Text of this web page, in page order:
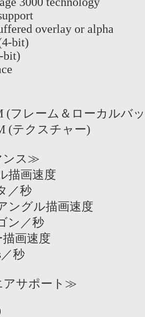
overlay or alpha
bit)
bit)
(フレーム＆ローカルバ
(テクスチャー)
ンス≫
描画速度
／秒
ングル描画速度
ン／秒
画速度
秒
サポート≫